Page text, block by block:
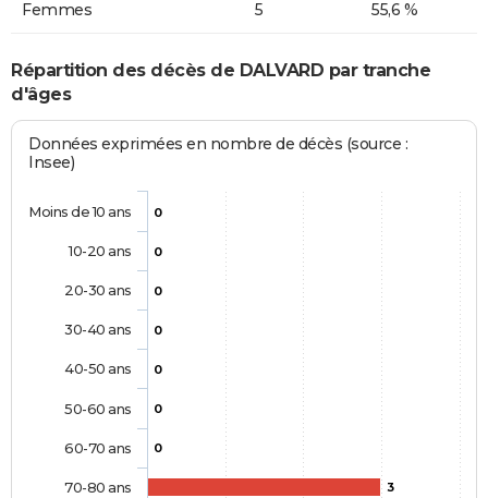
Femmes 5 55,6 %
Répartition des décès de DALVARD par tranche
d'âges
Données exprimées en nombre de décès (source :
Insee)
0
0
0
0
0
0
0
3
Moins de 10 ans
10-20 ans
20-30 ans
30-40 ans
40-50 ans
50-60 ans
60-70 ans
70-80 ans